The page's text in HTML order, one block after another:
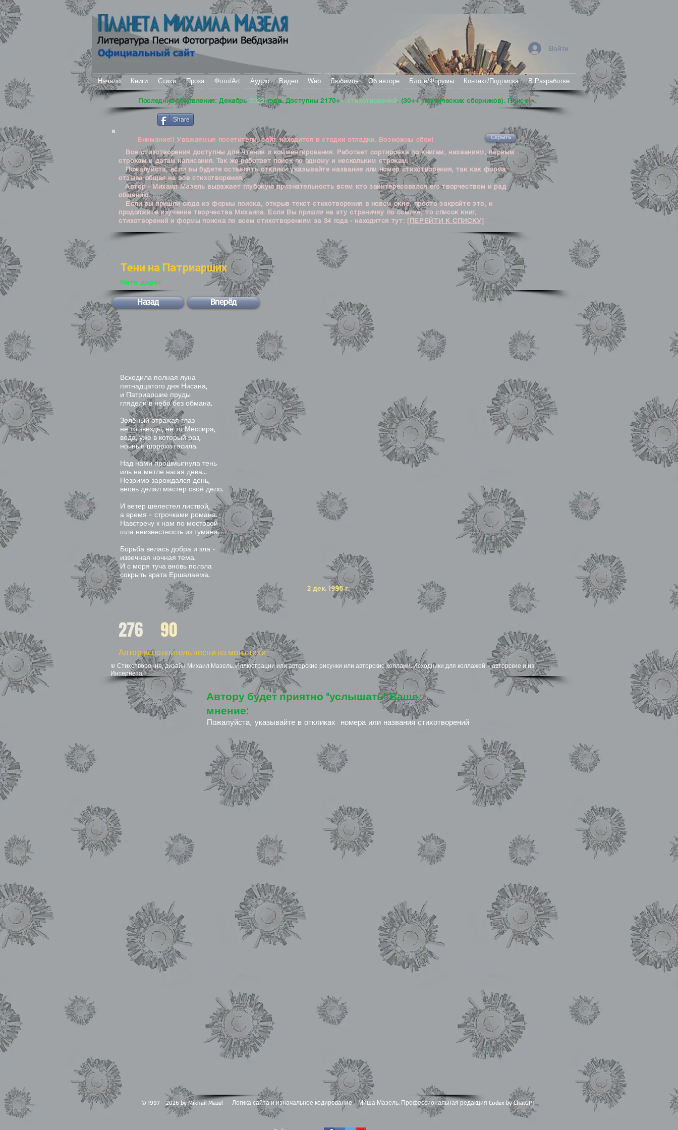
Начало Книги Стихи Проза Фото/Art Аудио Видео Web Любимое Об авторе Блоги/Форумы Контакт/Подписка В Разработке...
Войти
Последние обновления: Декабрь 2022года. Доступны 2170++ стихотворений. (30++ поэтических сборников). Поиск!
Share
Внимание!! Уважаемые посетители, сайт находится в стадии отладки. Возможны сбои! Скрыть
Все стихотворения доступны для чтения и комментирования. Работает сортировка по книгам, названиям, первым
строкам и датам написания. Так же работает поиск по одному и нескольким строкам.
Пожалуйста, если вы будете оставлять отклики указывайте название или номер стихотворения, так как форма
отзыва общая на все стихотворения.
Автор - Михаил Мазель выражает глубокую признательность всем кто заинтересовался его творчеством и рад
общению.
Если вы пришли сюда из формы поиска, открыв текст стихотворения в новом окне, просто закройте это, и
продолжите изучение творчества Михаила. Если Вы пришли на эту страничку по ссылке, то список книг,
стихотворений и формы поиска по всем стихотворениям за 34 года - находится тут: [ПЕРЕЙТИ К СПИСКУ]
Тени на Патриарших
Нити дорог
Назад Вперёд
Всходила полная луна
пятнадцатого дня Нисана,
и Патриаршие пруды
глядели в небо без обмана.
Зелёный отражая глаз
не то звезды, не то Мессира,
вода, уже в который раз,
ночные шорохи гасила.
Над нами прошмыгнула тень
иль на метле нагая дева...
Незримо зарождался день,
вновь делал мастер своё дело.
И ветер шелестел листвой,
а время - строчками романа.
Навстречу к нам по мостовой
шла неизвестность из тумана.
Борьба велась добра и зла -
извечная ночная тема.
И с моря туча вновь ползла
сокрыть врата Ершалаема.
2 дек. 1996 г.
276 90
Автор исполнитель песни на мои стихи
© Стихотворения, дизайн Михаил Мазель. Иллюстрации или авторские рисунки или авторские коллажи. Исходники для коллажей - авторские и из
Интернета.
Автору будет приятно "услышать" Ваше
мнение:
Пожалуйста, указывайте в откликах номера или названия стихотворений
© 1997 - 2026 by Mikhail Mazel -- Логика сайта и изначальное кодирование - Миша Мазель. Профессиональная редакция Codex by ChatGPT